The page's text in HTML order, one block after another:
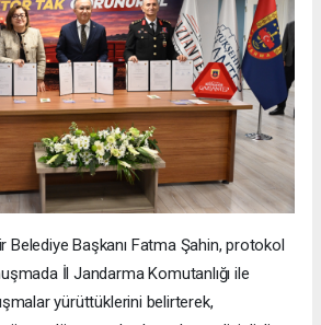
Belediye Başkanı Fatma Şahin, protokol
İl Jandarma Komutanlığı ile
yürüttüklerini belirterek,